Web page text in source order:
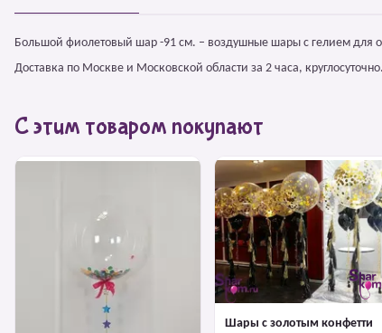
Большой фиолетовый шар -91 см. – воздушные шары с гелием для
Доставка по Москве и Московской области за 2 часа,
С этим товаром покупают
Шары с золотым конфетти